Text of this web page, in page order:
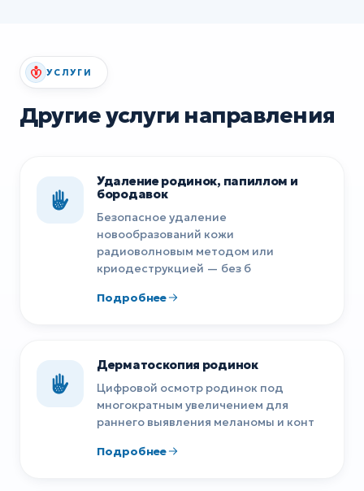
УСЛУГИ
Другие услуги направления
Удаление родинок, папиллом и
бородавок
Безопасное удаление
новообразований кожи
радиоволновым методом или
криодеструкцией — без б
Подробнее
Дерматоскопия родинок
Цифровой осмотр родинок под
многократным увеличением для
раннего выявления меланомы и конт
Подробнее